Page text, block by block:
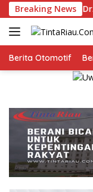
Langsung
ke
konten
Breaking News
Dr. Nazali
Berita Otomotif